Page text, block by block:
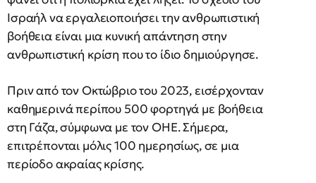
Ισραήλ να εργαλειοποιήσει την ανθρωπιστική
βοήθεια είναι μια κυνική απάντηση στην
ανθρωπιστική κρίση που το ίδιο δημιούργησε.
Πριν από τον Οκτώβριο του 2023, εισέρχονταν
καθημερινά περίπου 500 φορτηγά με βοήθεια
στη Γάζα, σύμφωνα με τον ΟΗΕ. Σήμερα,
επιτρέπονται μόλις 100 ημερησίως, σε μια
περίοδο ακραίας κρίσης.